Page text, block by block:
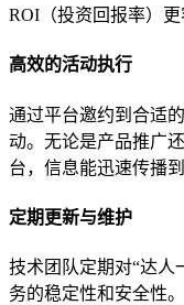
ROI（投资回报率）更
高效的活动执行
通过平台邀约到合适
动。无论是产品推广
台，信息能迅速传播
定期更新与维护
技术团队定期对“达人
务的稳定性和安全性